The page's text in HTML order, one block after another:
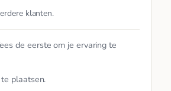
klanten.
de eerste om je ervaring te
plaatsen.